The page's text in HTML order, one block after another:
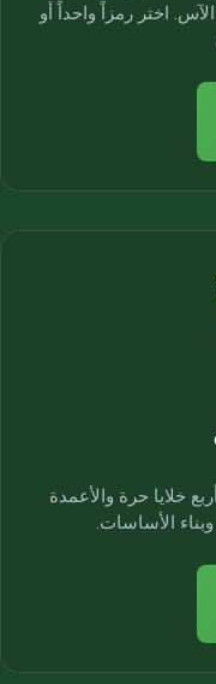
اختر رمزاً واحداً أو
خلايا حرة والأعمدة
الأساسات.